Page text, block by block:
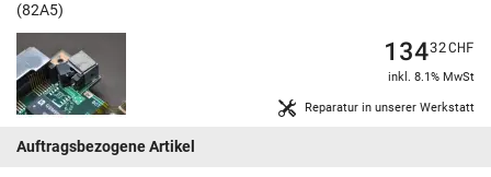
(82A5)
Reparatur in unserer Werkstatt
13432CHF
inkl. 8.1% MwSt
Auftragsbezogene Artikel